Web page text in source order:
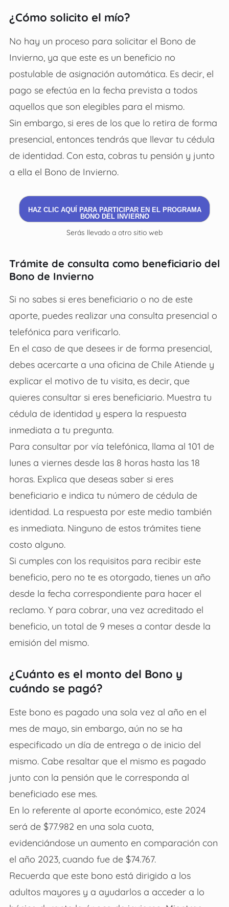
¿Cómo solicito el mío?
No hay un proceso para solicitar el Bono de
Invierno, ya que este es un beneficio no
postulable de asignación automática. Es decir, el
pago se efectúa en la fecha prevista a todos
aquellos que son elegibles para el mismo.
Sin embargo, si eres de los que lo retira de forma
presencial, entonces tendrás que llevar tu cédula
de identidad. Con esta, cobras tu pensión y junto
a ella el Bono de Invierno.
HAZ CLIC AQUÍ PARA PARTICIPAR EN EL PROGRAMA
BONO DEL INVIERNO
Serás llevado a otro sitio web
Trámite de consulta como beneficiario del
Bono de Invierno
Si no sabes si eres beneficiario o no de este
aporte, puedes realizar una consulta presencial o
telefónica para verificarlo.
En el caso de que desees ir de forma presencial,
debes acercarte a una oficina de Chile Atiende y
explicar el motivo de tu visita, es decir, que
quieres consultar si eres beneficiario. Muestra tu
cédula de identidad y espera la respuesta
inmediata a tu pregunta.
Para consultar por vía telefónica, llama al 101 de
lunes a viernes desde las 8 horas hasta las 18
horas. Explica que deseas saber si eres
beneficiario e indica tu número de cédula de
identidad. La respuesta por este medio también
es inmediata. Ninguno de estos trámites tiene
costo alguno.
Si cumples con los requisitos para recibir este
beneficio, pero no te es otorgado, tienes un año
desde la fecha correspondiente para hacer el
reclamo. Y para cobrar, una vez acreditado el
beneficio, un total de 9 meses a contar desde la
emisión del mismo.
¿Cuánto es el monto del Bono y
cuándo se pagó?
Este bono es pagado una sola vez al año en el
mes de mayo, sin embargo, aún no se ha
especificado un día de entrega o de inicio del
mismo. Cabe resaltar que el mismo es pagado
junto con la pensión que le corresponda al
beneficiado ese mes.
En lo referente al aporte económico, este 2024
será de $77.982 en una sola cuota,
evidenciándose un aumento en comparación con
el año 2023, cuando fue de $74.767.
Recuerda que este bono está dirigido a los
adultos mayores y a ayudarlos a acceder a lo